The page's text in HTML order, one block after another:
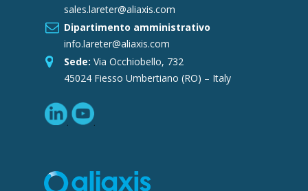
sales.lareter@aliaxis.com
Dipartimento amministrativo
info.lareter@aliaxis.com
Sede: Via Occhiobello, 732
45024 Fiesso Umbertiano (RO) – Italy